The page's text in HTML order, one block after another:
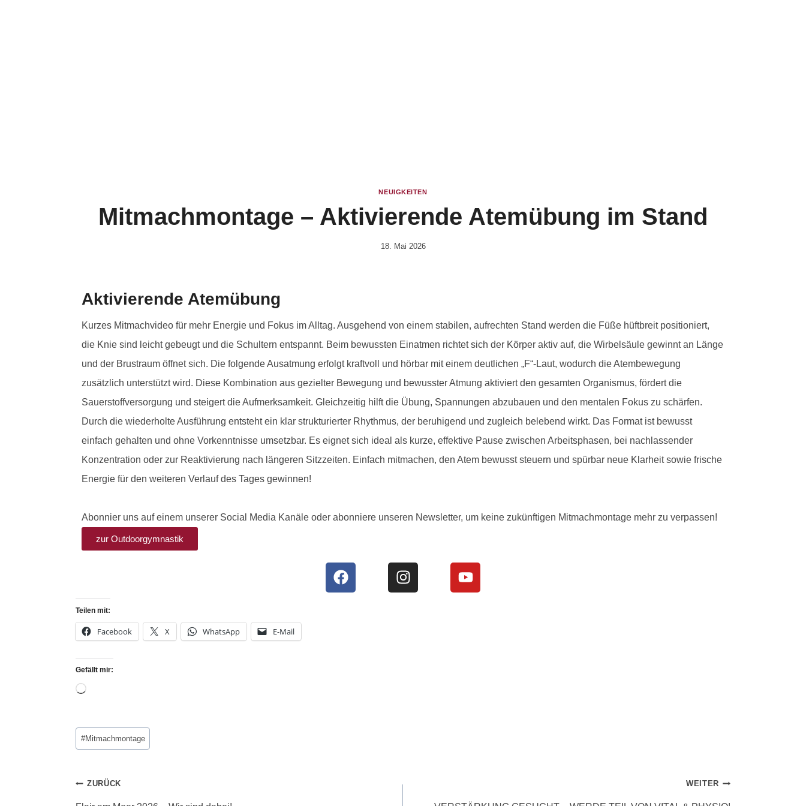
NEUIGKEITEN
Mitmachmontage – Aktivierende Atemübung im Stand
Von
18. Mai 2026
Aktivierende Atemübung
Kurzes Mitmachvideo für mehr Energie und Fokus im Alltag. Ausgehend von einem stabilen, aufrechten Stand werden die Füße hüftbreit positioniert,
die Knie sind leicht gebeugt und die Schultern entspannt. Beim bewussten Einatmen richtet sich der Körper aktiv auf, die Wirbelsäule gewinnt an Länge
und der Brustraum öffnet sich. Die folgende Ausatmung erfolgt kraftvoll und hörbar mit einem deutlichen „F“-Laut, wodurch die Atembewegung
zusätzlich unterstützt wird. Diese Kombination aus gezielter Bewegung und bewusster Atmung aktiviert den gesamten Organismus, fördert die
Sauerstoffversorgung und steigert die Aufmerksamkeit. Gleichzeitig hilft die Übung, Spannungen abzubauen und den mentalen Fokus zu schärfen.
Durch die wiederholte Ausführung entsteht ein klar strukturierter Rhythmus, der beruhigend und zugleich belebend wirkt. Das Format ist bewusst
einfach gehalten und ohne Vorkenntnisse umsetzbar. Es eignet sich ideal als kurze, effektive Pause zwischen Arbeitsphasen, bei nachlassender
Konzentration oder zur Reaktivierung nach längeren Sitzzeiten. Einfach mitmachen, den Atem bewusst steuern und spürbar neue Klarheit sowie frische
Energie für den weiteren Verlauf des Tages gewinnen!
Abonnier uns auf einem unserer Social Media Kanäle oder abonniere unseren Newsletter, um keine zukünftigen Mitmachmontage mehr zu verpassen!
zur Outdoorgymnastik
Teilen mit:
Facebook X WhatsApp E-Mail
Gefällt mir:
#Mitmachmontage
ZURÜCK WEITER